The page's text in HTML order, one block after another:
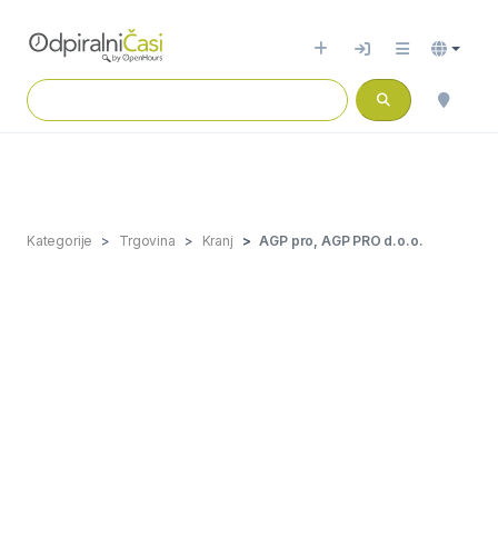
Kategorije Trgovina Kranj AGP pro, AGP PRO d.o.o.